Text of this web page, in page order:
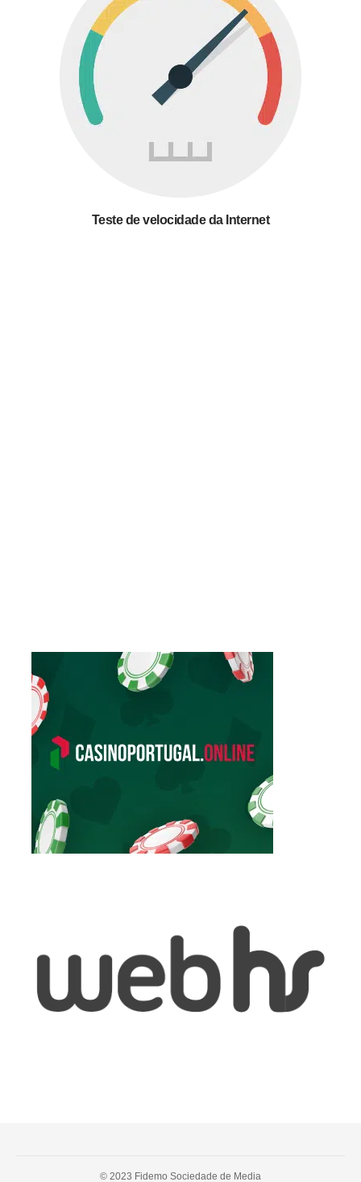
Teste de velocidade da Internet
© 2023 Fidemo Sociedade de Media